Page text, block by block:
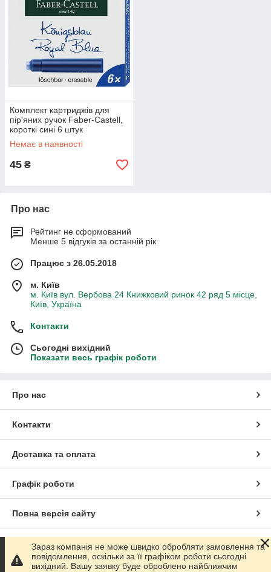
Комплект картриджів для
пір'яних ручок Faber-Castell,
короткі сині 6 штук
Немає в наявності
45 ₴
Про нас
Рейтинг не сформований
Менше 5 відгуків за останній рік
Працює з 26.05.2018
м. Київ
м. Київ вул. Вербова 24 Книжковий ринок 42 ряд 5 місце,
Київ, Україна
Контакти
Сьогодні вихідний
Показати весь графік роботи
Про нас
Контакти
Доставка та оплата
Графік роботи
Повна версія сайту
Сайт створено на маркетплейсі Prom.ua
Зараз компанія не може швидко обробляти замовлення та
повідомлення, оскільки за її графіком роботи сьогодні
вихідний. Вашу заявку буде оброблено найближчим